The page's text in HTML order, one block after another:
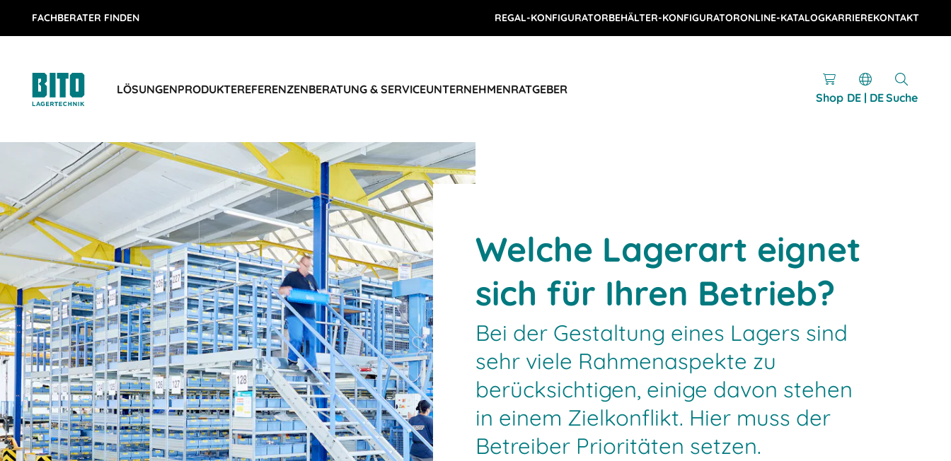
FACHBERATER FINDEN REGAL-KONFIGURATORBEHÄLTER-KONFIGURATORONLINE-KATALOGKARRIEREKONTAKT
LÖSUNGENPRODUKTEREFERENZENBERATUNG & SERVICEUNTERNEHMENRATGEBER
Shop DE | DESuche
Welche Lagerart eignet
sich für Ihren Betrieb?
Bei der Gestaltung eines Lagers sind
sehr viele Rahmenaspekte zu
berücksichtigen, einige davon stehen
in einem Zielkonflikt. Hier muss der
Betreiber Prioritäten setzen.